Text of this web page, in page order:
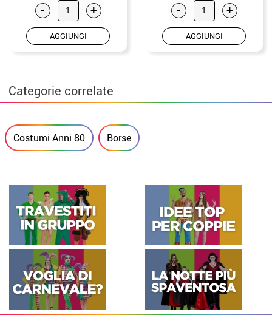
- +
AGGIUNGI
- +
AGGIUNGI
Categorie correlate
Costumi Anni 80 Borse